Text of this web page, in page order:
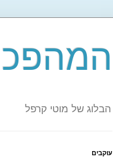
הבלוג של מוטי קרפל
עוקבים